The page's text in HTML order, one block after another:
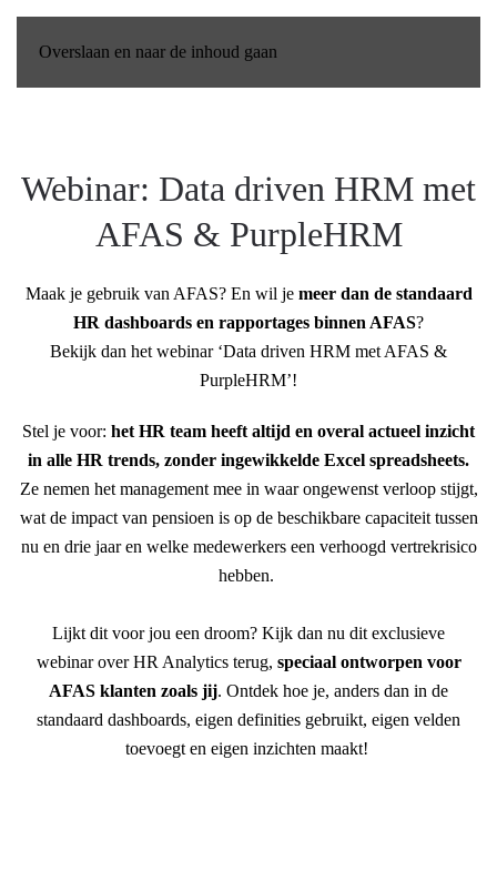
Overslaan en naar de inhoud gaan
Webinar: Data driven HRM met
AFAS & PurpleHRM
Maak je gebruik van AFAS? En wil je meer dan de standaard
HR dashboards en rapportages binnen AFAS?
Bekijk dan het webinar ‘Data driven HRM met AFAS &
PurpleHRM’!
Stel je voor: het HR team heeft altijd en overal actueel inzicht
in alle HR trends, zonder ingewikkelde Excel spreadsheets.
Ze nemen het management mee in waar ongewenst verloop stijgt,
wat de impact van pensioen is op de beschikbare capaciteit tussen
nu en drie jaar en welke medewerkers een verhoogd vertrekrisico
hebben.
Lijkt dit voor jou een droom? Kijk dan nu dit exclusieve
webinar over HR Analytics terug, speciaal ontworpen voor
AFAS klanten zoals jij. Ontdek hoe je, anders dan in de
standaard dashboards, eigen definities gebruikt, eigen velden
toevoegt en eigen inzichten maakt!